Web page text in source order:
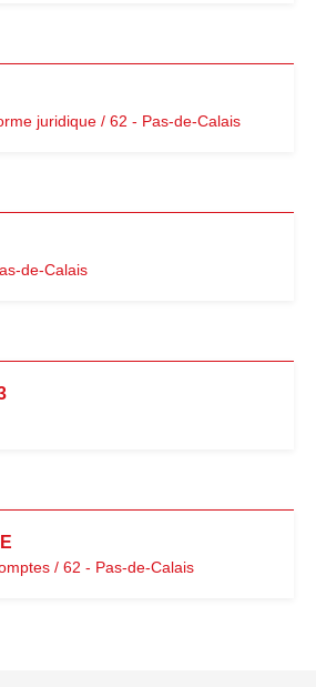
juridique / 62 - Pas-de-Calais
de-Calais
/ 62 - Pas-de-Calais